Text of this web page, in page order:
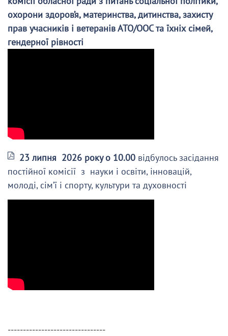
охорони здоров’я, материнства, дитинства, захисту
прав учасників і ветеранів АТО/ООС та їхніх сімей,
гендерної рівності
23 липня 2026 року о 10.00 відбулось засідання
постійної комісії з науки і освіти, інновацій,
молоді, сім’ї і спорту, культури та духовності
--------------------------------